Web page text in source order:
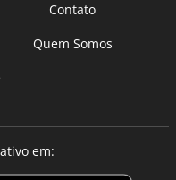
Contato
Quem Somos
em: